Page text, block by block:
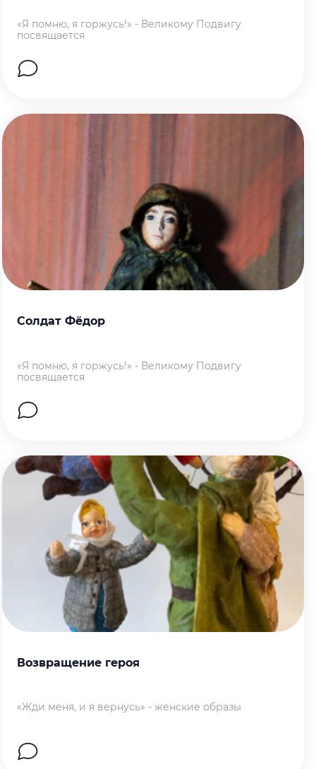
«Я помню, я горжусь!» - Великому Подвигу
посвящается
Солдат Фёдор
«Я помню, я горжусь!» - Великому Подвигу
посвящается
Возвращение героя
«Жди меня, и я вернусь» - женские образы